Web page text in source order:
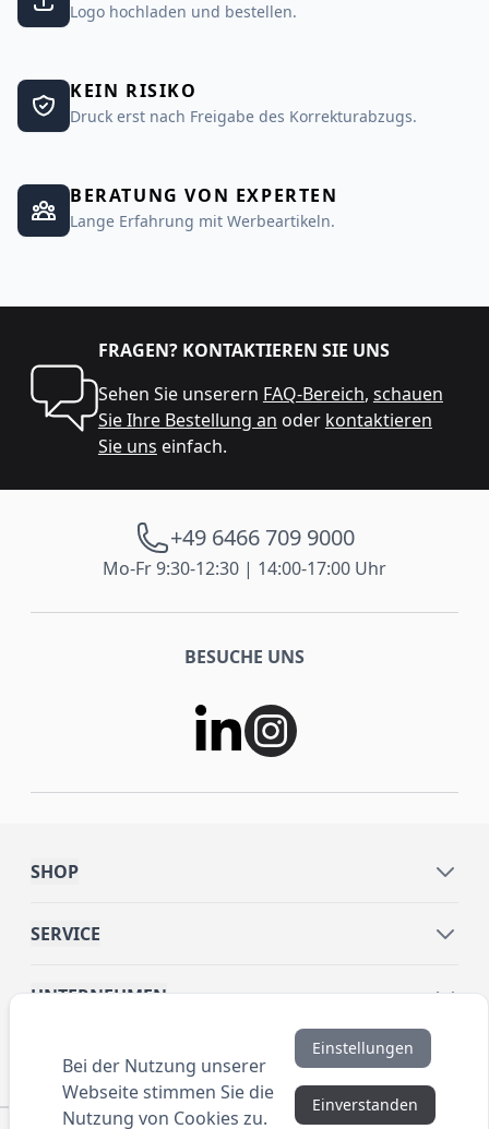
Logo hochladen und bestellen.
KEIN RISIKO
Druck erst nach Freigabe des Korrekturabzugs.
BERATUNG VON EXPERTEN
Lange Erfahrung mit Werbeartikeln.
FRAGEN? KONTAKTIEREN SIE UNS
Sehen Sie unserern FAQ-Bereich, schauen
Sie Ihre Bestellung an oder kontaktieren
Sie uns einfach.
+49 6466 709 9000
Mo-Fr 9:30-12:30 | 14:00-17:00 Uhr
BESUCHE UNS
SHOP
SERVICE
UNTERNEHMEN
INFORMATIONEN
Bei der Nutzung unserer
Webseite stimmen Sie die
Nutzung von Cookies zu.
Einstellungen
Einverstanden